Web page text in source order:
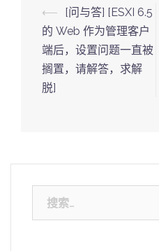
Post
navigation
⟵
[问与答] [ESXI 6.5
的 Web 作为管理客户
端后，设置问题一直被
搁置，请解答，求解
脱]
索：